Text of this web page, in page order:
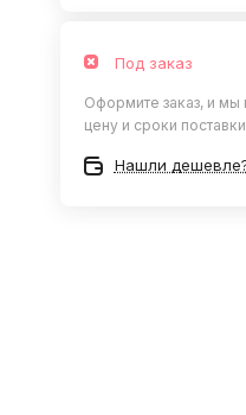
Под заказ
Оформите заказ, и
цену и сроки
Нашли